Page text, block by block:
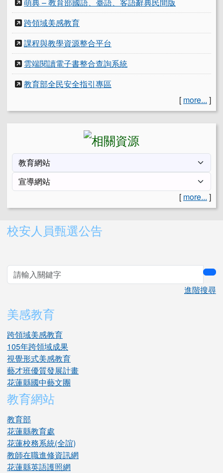
跨領域美感教育
課程與教學資源整合平台
雲端閱讀電子書整合查詢系統
教育部全民安全指引專區
[ more... ]
[ more... ]
右邊區域內容
校安人員甄選公告
進階搜尋
美感教育
跨領域美感教育
105年跨領域成果
視覺形式美感教育
藝才班優質發展計畫
花蓮縣國中藝文團
教育網站
教育部
花蓮縣教育處
花蓮校務系統(全誼)
教師在職進修資訊網
花蓮縣英語護照網